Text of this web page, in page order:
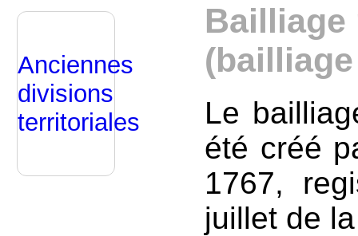
Bailliage
Le
été créé
1767,
juillet de
Anciennes
divisions
territoriales